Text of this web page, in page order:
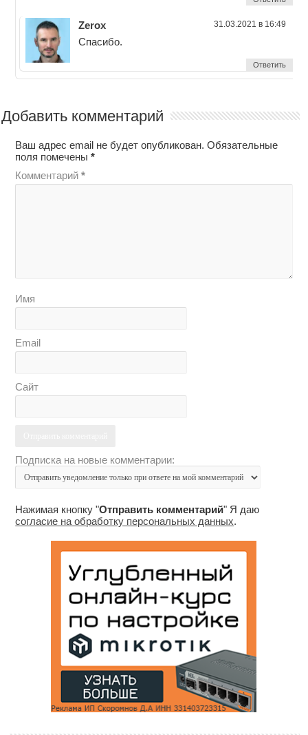
Zerox 31.03.2021 в 16:49
Спасибо.
Ответить
Добавить комментарий
Ваш адрес email не будет опубликован. Обязательные
поля помечены*
Комментарий*
Имя
Email
Сайт
Подписка на новые комментарии:
Нажимая кнопку "Отправить комментарий" Я даю
согласие на обработку персональных данных.